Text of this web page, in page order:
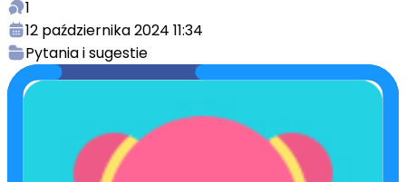
1
12 października 2024 11:34
Pytania i sugestie